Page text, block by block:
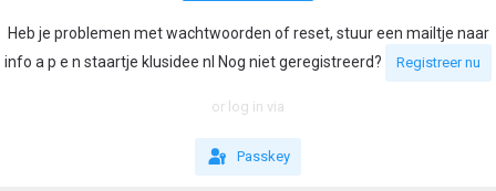
Heb je problemen met wachtwoorden of reset, stuur een mailtje naar
info a p e n staartje klusidee nl Nog niet geregistreerd?
Registreer nu
or log in via
Passkey